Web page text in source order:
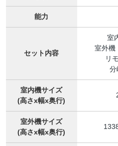
能力
セット内容
室
室外機
リ
分
室内機サイズ
(高さx幅x奥行)
室外機サイズ
(高さx幅x奥行)